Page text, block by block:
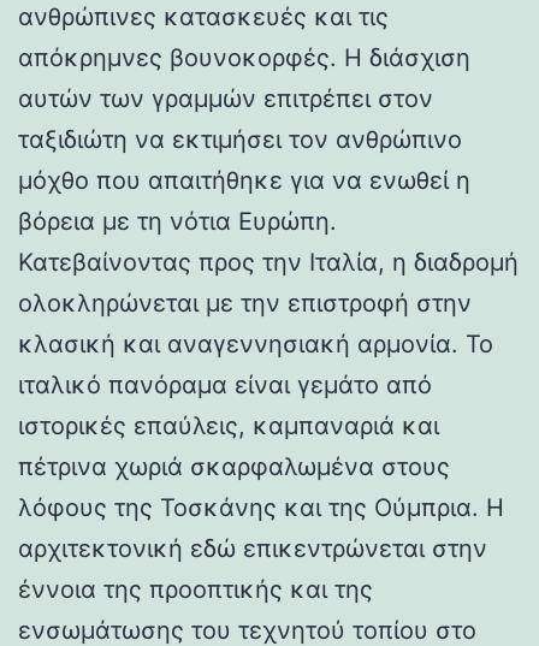
ανθρώπινες κατασκευές και τις
απόκρημνες βουνοκορφές. Η διάσχιση
αυτών των γραμμών επιτρέπει στον
ταξιδιώτη να εκτιμήσει τον ανθρώπινο
μόχθο που απαιτήθηκε για να ενωθεί η
βόρεια με τη νότια Ευρώπη.
Κατεβαίνοντας προς την Ιταλία, η διαδρομή
ολοκληρώνεται με την επιστροφή στην
κλασική και αναγεννησιακή αρμονία. Το
ιταλικό πανόραμα είναι γεμάτο από
ιστορικές επαύλεις, καμπαναριά και
πέτρινα χωριά σκαρφαλωμένα στους
λόφους της Τοσκάνης και της Ούμπρια. Η
αρχιτεκτονική εδώ επικεντρώνεται στην
έννοια της προοπτικής και της
ενσωμάτωσης του τεχνητού τοπίου στο